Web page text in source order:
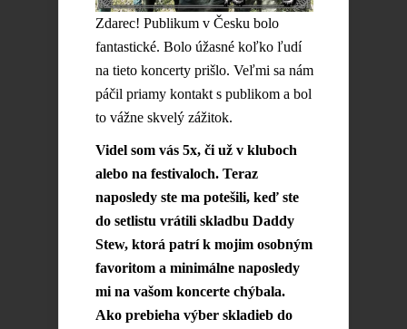
Zdarec! Publikum v Česku bolo
fantastické. Bolo úžasné koľko ľudí
na tieto koncerty prišlo. Veľmi sa nám
páčil priamy kontakt s publikom a bol
to vážne skvelý zážitok.
Videl som vás 5x, či už v kluboch
alebo na festivaloch. Teraz
naposledy ste ma potešili, keď ste
do setlistu vrátili skladbu Daddy
Stew, ktorá patrí k mojim osobným
favoritom a minimálne naposledy
mi na vašom koncerte chýbala.
Ako prebieha výber skladieb do